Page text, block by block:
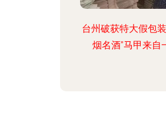
台州破获特大假包
烟名酒”马甲来自